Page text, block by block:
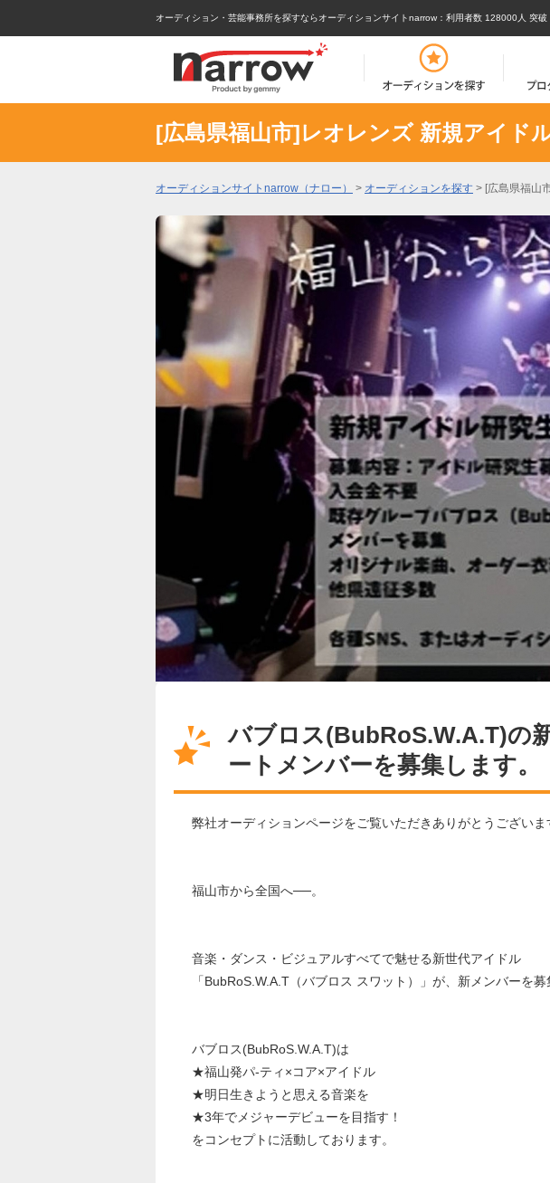
オーディション・芸能事務所を探すならオーディションサイトnarrow ：利用者数 128000人 突破
[広島県福山市]レオレンズ 新規アイド
オーディションサイトnarrow（ナロー） > オーディションを探す > [広島県福山
バブロス(BubRoS.W.A.T)の
ートメンバーを募集します。
弊社オーディションページをご覧いただきありがとうございま
福山市から全国へ──。
音楽・ダンス・ビジュアルすべてで魅せる新世代アイドル
「BubRoS.W.A.T（バブロス スワット）」が、新メンバーを募
バブロス(BubRoS.W.A.T)は
★福山発パ-ティ×コア×アイドル
★明日生きようと思える音楽を
★3年でメジャーデビューを目指す！
をコンセプトに活動しております。